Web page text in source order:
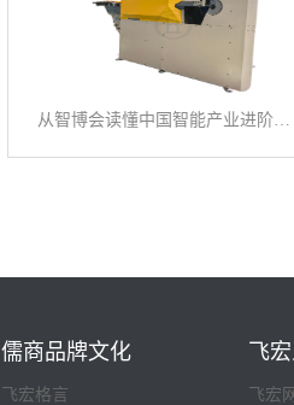
从智博会读懂中国智能产业进阶之路
儒商品牌文化
飞宏格言
飞
飞宏